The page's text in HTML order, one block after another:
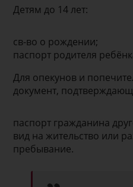
Детям до 14 лет:
св-во о рождении;
паспорт родителя
Для опекунов и
документ,
паспорт гражданина
вид на жительство или
пребывание.